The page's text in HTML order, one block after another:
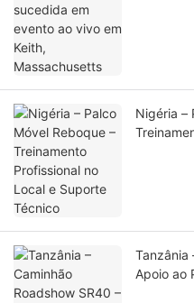
Nigéria –
Tanzânia
Apoio ao